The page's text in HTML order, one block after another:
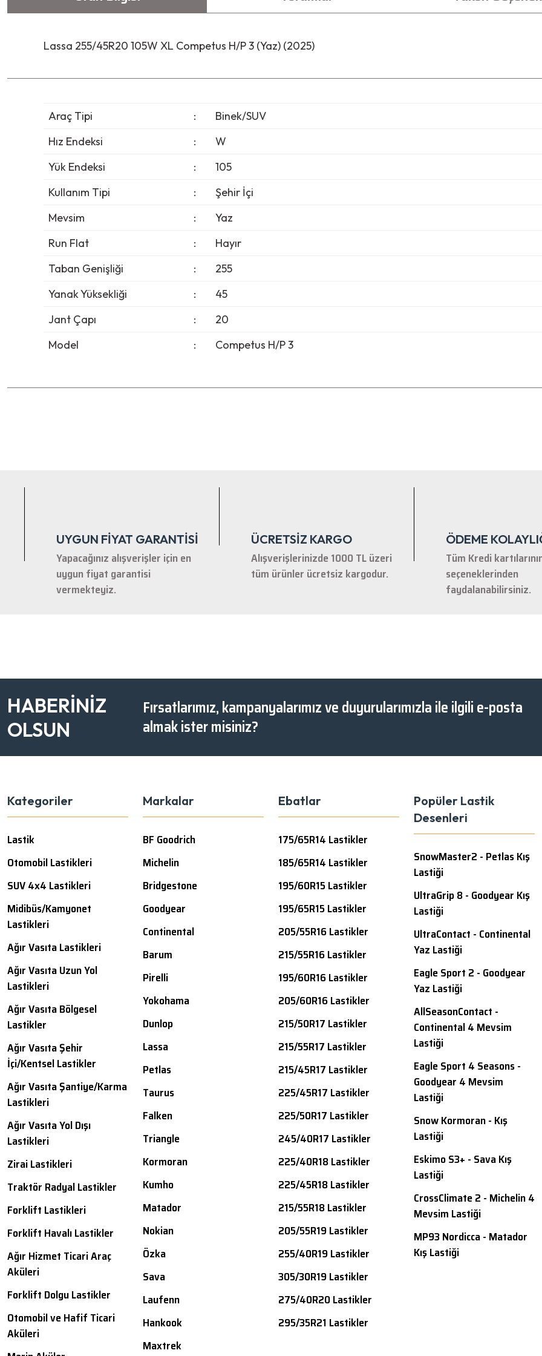
Lassa 255/45R20 105W XL Competus H/P 3 (Yaz) (2025)
Araç Tipi :
Binek/SUV
Hız Endeksi
:
W
Yük Endeksi
:
105
Kullanım Tipi
:
Şehir İçi
Mevsim
:
Yaz
Run Flat
:
Hayır
Taban Genişliği
:
255
Yanak Yüksekliği
:
45
Jant Çapı
:
20
Model
: Competus H/P 3
UYGUN FİYAT GARANTİSİ
Yapacağınız alışverişler için en
uygun fiyat garantisi
vermekteyiz.
ÜCRETSİZ KARGO
Alışverişlerinizde 1000 TL üzeri
tüm ürünler ücretsiz kargodur.
ÖDEME
Tüm Kredi
seçeneklerinden
faydalanabilirsiniz.
HABERİNİZ
OLSUN
Fırsatlarımız, kampanyalarımız ve duyurularımızla ile ilgili e-posta
almak ister misiniz?
Kategoriler
Lastik
Otomobil Lastikleri
SUV 4x4 Lastikleri
Midibüs/Kamyonet
Lastikleri
Ağır Vasıta Lastikleri
Ağır Vasıta Uzun Yol
Lastikleri
Ağır Vasıta Bölgesel
Lastikler
Ağır Vasıta Şehir
İçi/Kentsel Lastikler
Ağır Vasıta Şantiye/Karma
Lastikleri
Ağır Vasıta Yol Dışı
Lastikleri
Zirai Lastikleri
Traktör Radyal Lastikler
Forklift Lastikleri
Forklift Havalı Lastikler
Ağır Hizmet Ticari Araç
Aküleri
Forklift Dolgu Lastikler
Otomobil ve Hafif Ticari
Aküleri
Markalar
BF Goodrich
Michelin
Bridgestone
Goodyear
Continental
Barum
Pirelli
Yokohama
Dunlop
Lassa
Petlas
Taurus
Falken
Triangle
Kormoran
Kumho
Matador
Nokian
Özka
Sava
Laufenn
Hankook
Maxtrek
Ebatlar
175/65R14 Lastikler
185/65R14 Lastikler
195/60R15 Lastikler
195/65R15 Lastikler
205/55R16 Lastikler
215/55R16 Lastikler
195/60R16 Lastikler
205/60R16 Lastikler
215/50R17 Lastikler
215/55R17 Lastikler
215/45R17 Lastikler
225/45R17 Lastikler
225/50R17 Lastikler
245/40R17 Lastikler
225/40R18 Lastikler
225/45R18 Lastikler
215/55R18 Lastikler
205/55R19 Lastikler
255/40R19 Lastikler
305/30R19 Lastikler
275/40R20 Lastikler
295/35R21 Lastikler
Popüler Lastik
Desenleri
SnowMaster2 - Petlas Kış
Lastiği
UltraGrip 8 - Goodyear Kış
Lastiği
UltraContact - Continental
Yaz Lastiği
Eagle Sport 2 - Goodyear
Yaz Lastiği
AllSeasonContact -
Continental 4 Mevsim
Lastiği
Eagle Sport 4 Seasons -
Goodyear 4 Mevsim
Lastiği
Snow Kormoran - Kış
Lastiği
Eskimo S3+ - Sava Kış
Lastiği
CrossClimate 2 - Michelin 4
Mevsim Lastiği
MP93 Nordicca - Matador
Kış Lastiği